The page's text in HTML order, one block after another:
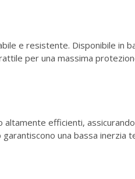
e resistente. Disponibile in
per una massima
efficienti,
una bassa inerzia